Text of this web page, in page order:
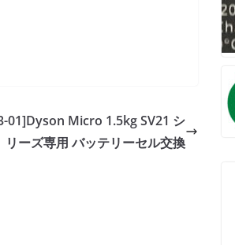
01]Dyson Micro 1.5kg SV21 シ
リーズ専用 バッテリーセル交換